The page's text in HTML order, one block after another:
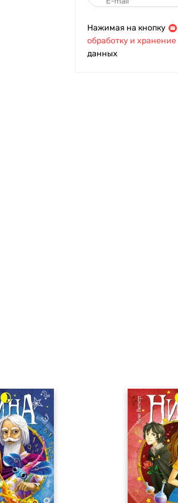
Нажимая на кнопку
обработку и хранение
данных